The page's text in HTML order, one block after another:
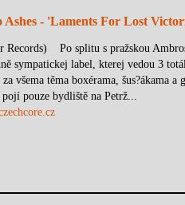
Ashes - 'Laments For Lost
Records) Po splitu s pražskou
sympatickej label, kterej vedou 3
všema těma boxérama, šus?ákama
pouze bydliště na Petrž...